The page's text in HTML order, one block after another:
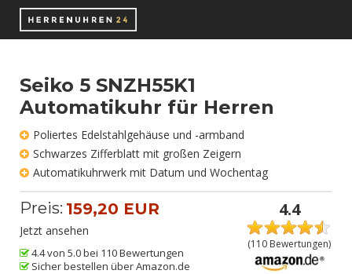
Seiko 5 SNZH55K1
Automatikuhr für Herren
Poliertes Edelstahlgehäuse und -armband
Schwarzes Zifferblatt mit großen Zeigern
Automatikuhrwerk mit Datum und Wochentag
Preis: 159,20 EUR
Jetzt ansehen
4.4 von 5.0 bei 110 Bewertungen
Sicher bestellen über Amazon.de
4.4
(110 Bewertungen)